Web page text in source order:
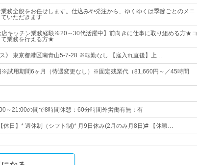
務全般をお任せします。仕込みや発注から、ゆくゆくは季節ごとのメニ
いただきます
店キッチン業務経験※20～30代活躍中】前向きに仕事に取り組める方★コ
て業務を行える方★
ス》 東京都港区南青山5-7-28 ※転勤なし 【雇入れ直後】上…
※試用期間6ヶ月（待遇変更なし）※固定残業代（81,660円～／45時間
～21:00の間で8時間休憩：60分時間外労働有無：有
休日】* 週休制（シフト制)* 月9日休み(2月のみ月8日)# 【休暇…